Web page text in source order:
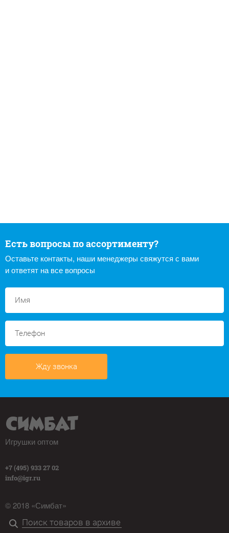
Есть вопросы по ассортименту?
Оставьте контакты, наши менеджеры свяжутся с вами
и ответят на все вопросы
Жду звонка
Игрушки оптом
+7 (495) 933 27 02
info@igr.ru
© 2018 «Симбат»